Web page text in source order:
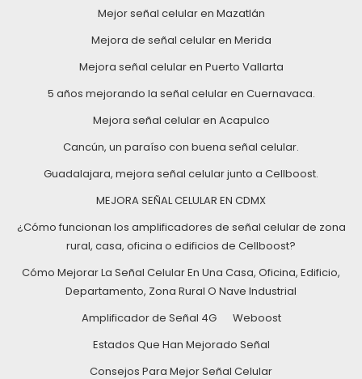
Mejor señal celular en Mazatlán
Mejora de señal celular en Merida
Mejora señal celular en Puerto Vallarta
5 años mejorando la señal celular en Cuernavaca.
Mejora señal celular en Acapulco
Cancún, un paraíso con buena señal celular.
Guadalajara, mejora señal celular junto a Cellboost.
MEJORA SEÑAL CELULAR EN CDMX
¿Cómo funcionan los amplificadores de señal celular de zona
rural, casa, oficina o edificios de Cellboost?
Cómo Mejorar La Señal Celular En Una Casa, Oficina, Edificio,
Departamento, Zona Rural O Nave Industrial
Amplificador de Señal 4G
Weboost
Estados Que Han Mejorado Señal
Consejos Para Mejor Señal Celular